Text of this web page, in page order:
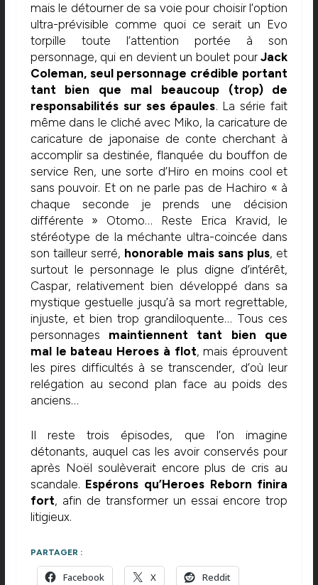
mais le détourner de sa voie pour choisir l’option
ultra-prévisible comme quoi ce serait un Evo
torpille toute l’attention portée à son
personnage, qui en devient un boulet pourJack
Coleman, seul personnage crédible portant
tant bien que mal beaucoup (trop) de
responsabilités sur ses épaules. La série fait
même dans le cliché avec Miko, la caricature de
caricature de japonaise de conte cherchant à
accomplir sa destinée, flanquée du bouffon de
service Ren, une sorte d’Hiro en moins cool et
sans pouvoir. Et on ne parle pas de Hachiro « à
chaque seconde je prends une décision
différente » Otomo… Reste Erica Kravid, le
stéréotype de la méchante ultra-coincée dans
son tailleur serré, honorable mais sans plus, et
surtout le personnage le plus digne d’intérêt,
Caspar, relativement bien développé dans sa
mystique gestuelle jusqu’à sa mort regrettable,
injuste, et bien trop grandiloquente… Tous ces
personnages maintiennent tant bien que
mal le bateau Heroes à flot, mais éprouvent
les pires difficultés à se transcender, d’où leur
relégation au second plan face au poids des
anciens…
Il reste trois épisodes, que l’on imagine
détonants, auquel cas les avoir conservés pour
après Noël soulèverait encore plus de cris au
scandale. Espérons qu’Heroes Reborn finira
fort, afin de transformer un essai encore trop
litigieux.
PARTAGER :
Facebook X Reddit